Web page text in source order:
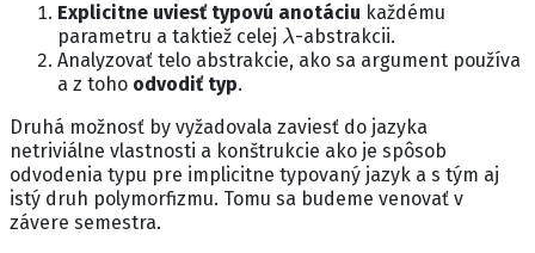
Explicitne uviesť typovú anotáciu každému
parametru a taktiež celej
λ
-abstrakcii.
Analyzovať telo abstrakcie, ako sa argument používa
a z toho odvodiť typ.
Druhá možnosť by vyžadovala zaviesť do jazyka
netriviálne vlastnosti a konštrukcie ako je spôsob
odvodenia typu pre implicitne typovaný jazyk a s tým aj
istý druh polymorfizmu. Tomu sa budeme venovať v
závere semestra.